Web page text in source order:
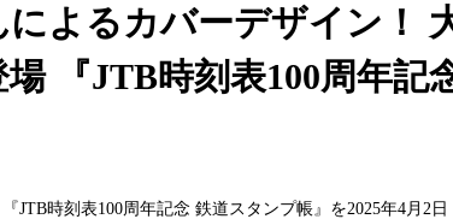
よるカバーデザイン！
『JTB時刻表100周年記
JTB時刻表100周年記念 鉄道スタンプ帳』を2025年4月2日